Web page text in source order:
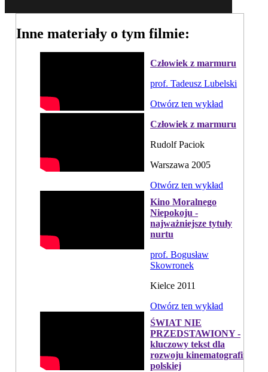
Inne materiały o tym filmie:
Człowiek z marmuru
prof. Tadeusz Lubelski
Otwórz ten wykład
Człowiek z marmuru
Rudolf Paciok
Warszawa 2005
Otwórz ten wykład
Kino Moralnego
Niepokoju -
najważniejsze tytuły
nurtu
prof. Bogusław
Skowronek
Kielce 2011
Otwórz ten wykład
ŚWIAT NIE
PRZEDSTAWIONY -
kluczowy tekst dla
rozwoju kinematografii
polskiej